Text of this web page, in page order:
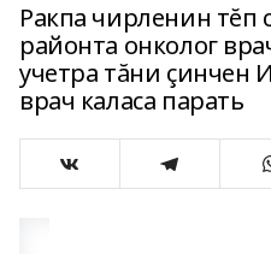
Ракпа чирленин тĕп
районта онколог
учетра тăни çинчен
врач каласа парать